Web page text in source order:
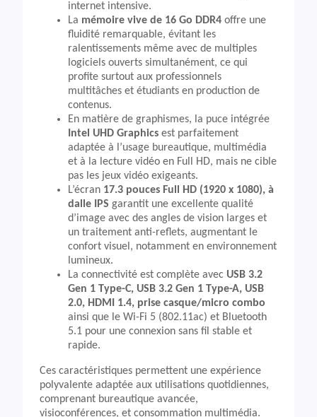
internet intensive.
La mémoire vive de 16 Go DDR4 offre une
fluidité remarquable, évitant les
ralentissements même avec de multiples
logiciels ouverts simultanément, ce qui
profite surtout aux professionnels
multitâches et étudiants en production de
contenus.
En matière de graphismes, la puce intégrée
Intel UHD Graphics est parfaitement
adaptée à l’usage bureautique, multimédia
et à la lecture vidéo en Full HD, mais ne cible
pas les jeux vidéo exigeants.
L’écran 17.3 pouces Full HD (1920 x 1080), à
dalle IPS garantit une excellente qualité
d’image avec des angles de vision larges et
un traitement anti-reflets, augmentant le
confort visuel, notamment en environnement
lumineux.
La connectivité est complète avec USB 3.2
Gen 1 Type-C, USB 3.2 Gen 1 Type-A, USB
2.0, HDMI 1.4, prise casque/micro combo
ainsi que le Wi-Fi 5 (802.11ac) et Bluetooth
5.1 pour une connexion sans fil stable et
rapide.
Ces caractéristiques permettent une expérience
polyvalente adaptée aux utilisations quotidiennes,
comprenant bureautique avancée,
visioconférences, et consommation multimédia.